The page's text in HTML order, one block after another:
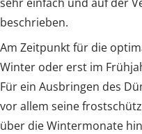
beschrieben.
Am Zeitpunkt für die
Winter oder erst im
Für ein Ausbringen des
vor allem seine
über die Wintermonate